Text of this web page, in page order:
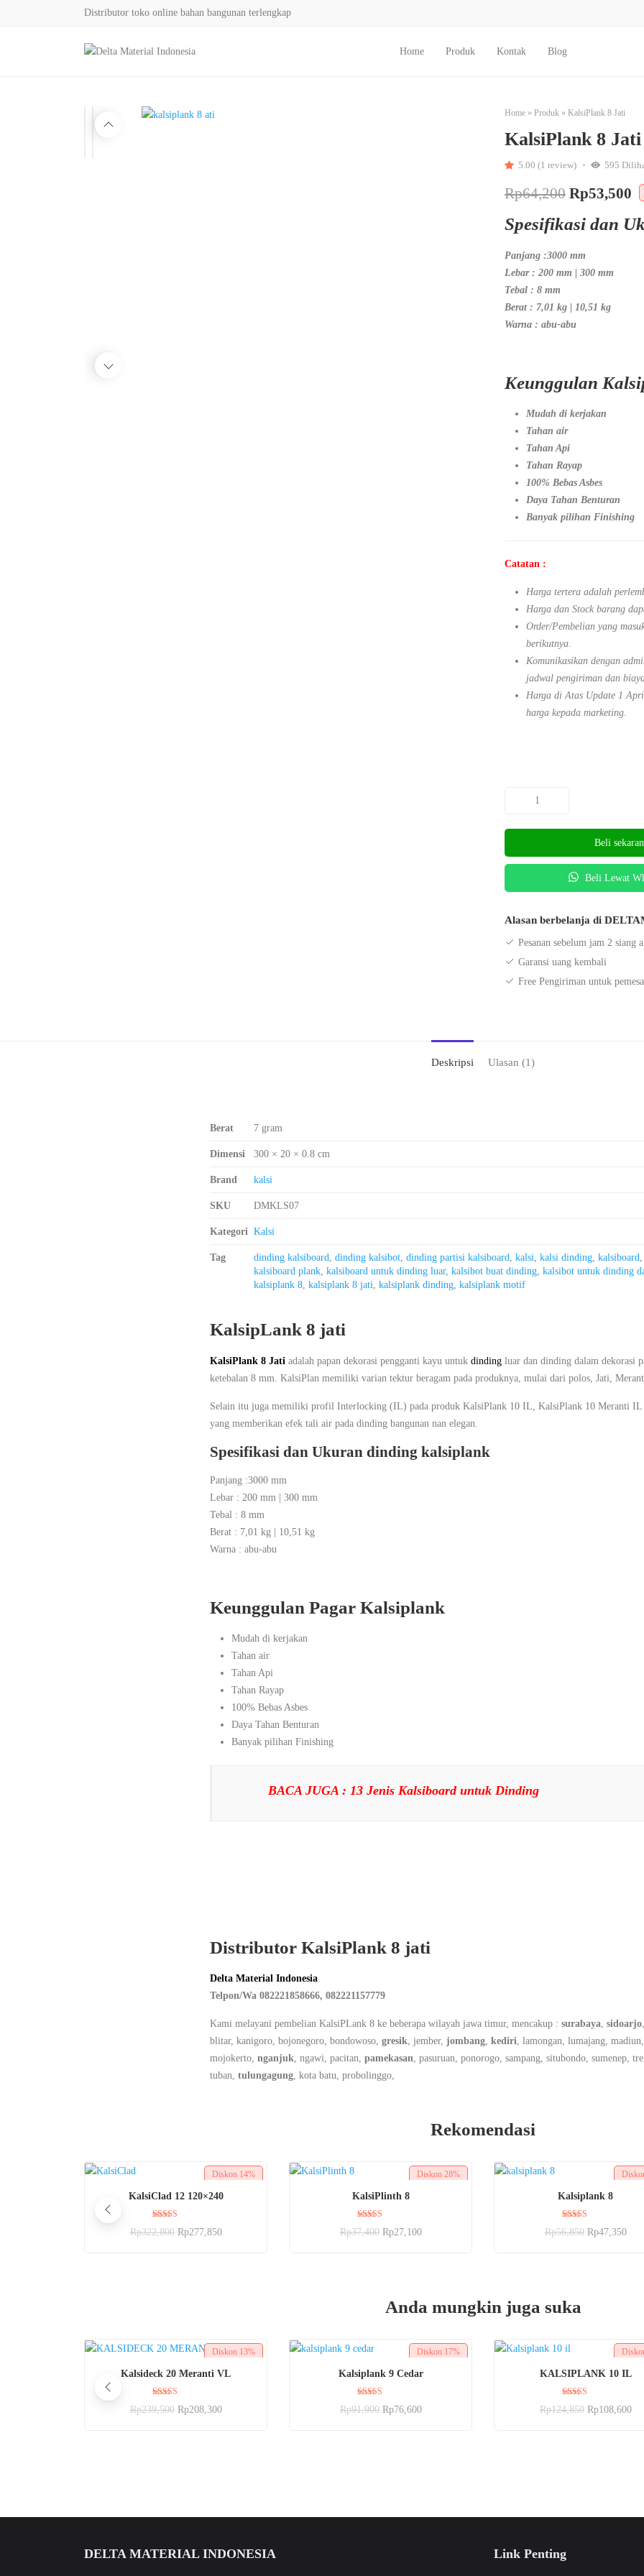
Distributor toko online bahan bangunan terlengkap
Home Produk Kontak Blog
Home » Produk » KalsiPlank 8 Jati
KalsiPlank 8 Jati
5.00 (1 review) 595
Rp64,200 Rp53,500
Spesifikasi dan
Panjang :3000 mm
Lebar : 200 mm | 300 mm
Tebal : 8 mm
Berat : 7,01 kg | 10,51 kg
Warna : abu-abu
Keunggulan
Mudah di kerjakan
Tahan air
Tahan Api
Tahan Rayap
100% Bebas Asbes
Daya Tahan Benturan
Banyak pilihan Finishing
Catatan :
Harga tertera adalah
Harga dan Stock barang
Order/Pembelian yang
berikutnya.
Komunikasikan dengan
jadwal pengiriman dan
Harga di Atas Update 1
harga kepada marketing.
Beli
Beli Lewat
Alasan berbelanja di
Pesanan sebelum jam 2 siang
Garansi uang kembali
Free Pengiriman untuk
Deskripsi Ulasan (1)
Berat 7 gram
Dimensi 300 × 20 × 0.8 cm
Brand kalsi
SKU DMKLS07
Kategori Kalsi
Tag dinding kalsiboard, dinding kalsibot, dinding partisi kalsiboard, kalsi, kalsi dinding, kalsiboard,
kalsiboard plank, kalsiboard untuk dinding luar, kalsibot buat dinding, kalsibot untuk dinding
kalsiplank 8, kalsiplank 8 jati, kalsiplank dinding, kalsiplank motif
KalsipLank 8 jati
KalsiPlank 8 Jati adalah papan dekorasi pengganti kayu untuk dinding luar dan dinding dalam dekorasi
ketebalan 8 mm. KalsiPlan memiliki varian tektur beragam pada produknya, mulai dari polos, Jati,
Selain itu juga memiliki profil Interlocking (IL) pada produk KalsiPlank 10 IL, KalsiPlank 10 Meranti IL
yang memberikan efek tali air pada dinding bangunan nan elegan.
Spesifikasi dan Ukuran dinding kalsiplank
Panjang :3000 mm
Lebar : 200 mm | 300 mm
Tebal : 8 mm
Berat : 7,01 kg | 10,51 kg
Warna : abu-abu
Keunggulan Pagar Kalsiplank
Mudah di kerjakan
Tahan air
Tahan Api
Tahan Rayap
100% Bebas Asbes
Daya Tahan Benturan
Banyak pilihan Finishing
BACA JUGA : 13 Jenis Kalsiboard untuk Dinding
Distributor KalsiPlank 8 jati
Delta Material Indonesia
Telpon/Wa 082221858666, 082221157779
Kami melayani pembelian KalsiPLank 8 ke beberapa wilayah jawa timur, mencakup : surabaya, sidoarjo
blitar, kanigoro, bojonegoro, bondowoso, gresik, jember, jombang, kediri, lamongan, lumajang,
mojokerto, nganjuk, ngawi, pacitan, pamekasan, pasuruan, ponorogo, sampang, situbondo, sumenep,
tuban, tulungagung, kota batu, probolinggo,
Rekomendasi
Diskon 14%
BELI SEKARANG
KalsiClad 12 120×240
Dinilai
5.00
Rp322,800 Rp277,850
Diskon 28%
BELI SEKARANG
KalsiPlinth 8
Dinilai
5.00
Rp37,400 Rp27,100
BELI SEKARANG
Kalsiplank 8
Dinilai
5.00
Rp56,850 Rp47,350
Anda mungkin juga suka
Diskon 13%
BELI SEKARANG
Kalsideck 20 Meranti VL
Dinilai
5.00
Rp239,500 Rp208,300
Diskon 17%
BELI SEKARANG
Kalsiplank 9 Cedar
Dinilai
5.00
Rp91,900 Rp76,600
BELI SEKARANG
KALSIPLANK 10 IL
Dinilai
5.00
Rp124,850 Rp108,600
DELTA MATERIAL INDONESIA Link Penting